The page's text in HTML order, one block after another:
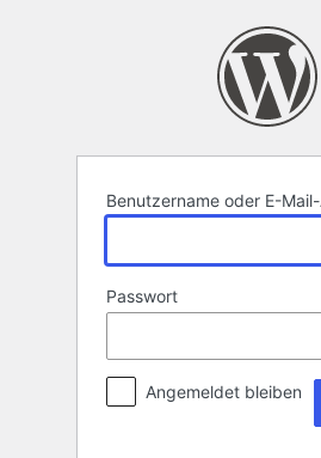
Benutzername oder E-
Passwort
Angemeldet bleiben